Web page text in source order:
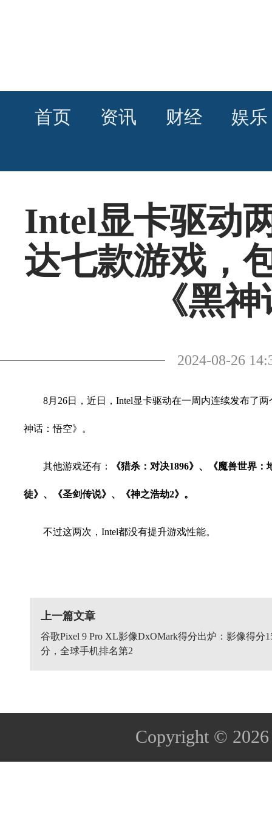
首页 资讯 财经 娱乐
Intel显卡驱动
达七款游戏，
《黑
2024-08-26
8月26日，近日，Intel显卡驱动在一周内连续发布了两
神话：悟空》。
其他游戏还有： 《猎杀：对决1896》、《魔兽世界
徒》、《圣剑传说》、《神之浩劫2》。
不过这两次，Intel都没有提升游戏性能。
上一篇文章
谷歌Pixel 9 Pro XL影像DxOMark得分出炉：影像得分
分，全球手机排名第2
Copyright ©